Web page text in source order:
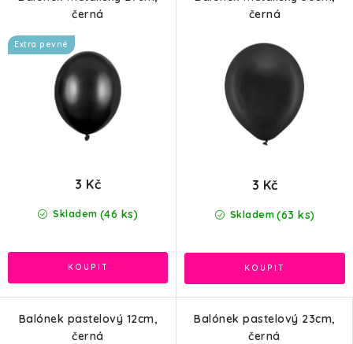
černá
Extra pevné
Skladem (46 ks)
3 Kč
černá
Skladem (63 ks)
3 Kč
Balónek pastelový 12cm,
černá
Balónek pastelový 23cm,
černá